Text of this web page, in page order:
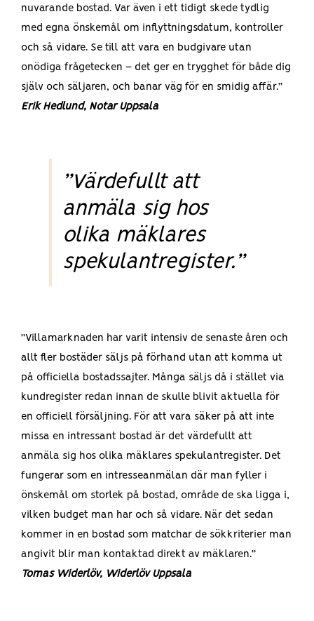
nuvarande bostad. Var även i ett tidigt skede tydlig
med egna önskemål om inflyttningsdatum, kontroller
och så vidare. Se till att vara en budgivare utan
onödiga frågetecken – det ger en trygghet för både dig
själv och säljaren, och banar väg för en smidig affär.”
Erik Hedlund, Notar Uppsala
”Värdefullt att
anmäla sig hos
olika mäklares
spekulantregister.”
”Villamarknaden har varit intensiv de senaste åren och
allt fler bostäder säljs på förhand utan att komma ut
på officiella bostadssajter. Många säljs då i stället via
kundregister redan innan de skulle blivit aktuella för
en officiell försäljning. För att vara säker på att inte
missa en intressant bostad är det värdefullt att
anmäla sig hos olika mäklares spekulantregister. Det
fungerar som en intresseanmälan där man fyller i
önskemål om storlek på bostad, område de ska ligga i,
vilken budget man har och så vidare. När det sedan
kommer in en bostad som matchar de sökkriterier man
angivit blir man kontaktad direkt av mäklaren.”
Tomas Widerlöv, Widerlöv Uppsala